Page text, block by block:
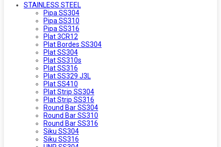
STAINLESS STEEL
Pipa SS304
Pipa SS310
Pipa SS316
Plat 3CR12
Plat Bordes SS304
Plat SS304
Plat SS310s
Plat SS316
Plat SS329 J3L
Plat SS410
Plat Strip SS304
Plat Strip SS316
Round Bar SS304
Round Bar SS310
Round Bar SS316
Siku SS304
Siku SS316